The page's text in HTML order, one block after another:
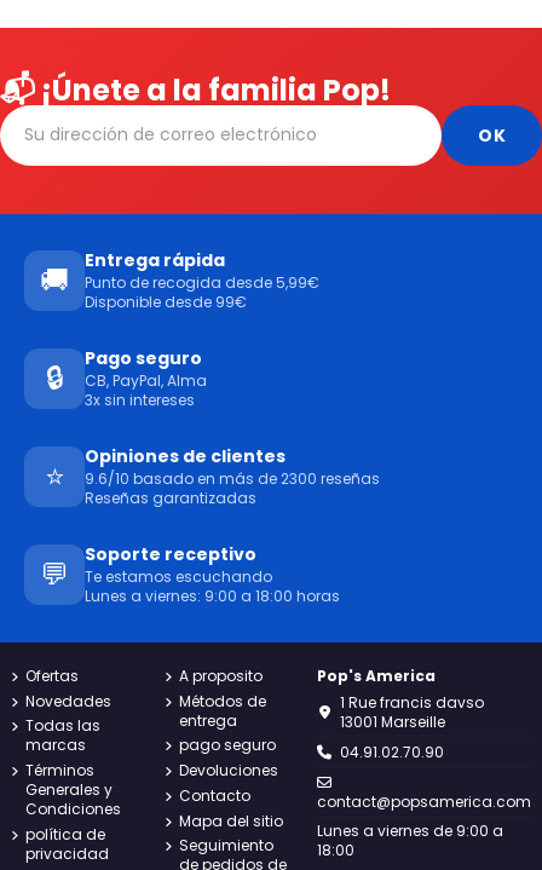
📬 ¡Únete a la familia Pop!
🚚
Entrega rápida
Punto de recogida desde 5,99€
Disponible desde 99€
🔒
Pago seguro
CB, PayPal, Alma
3x sin intereses
⭐
Opiniones de clientes
9.6/10 basado en más de 2300 reseñas
Reseñas garantizadas
💬
Soporte receptivo
Te estamos escuchando
Lunes a viernes: 9:00 a 18:00 horas
Ofertas
Novedades
Todas las
marcas
Términos
Generales y
Condiciones
política de
privacidad
A proposito
Métodos de
entrega
pago seguro
Devoluciones
Contacto
Mapa del sitio
Seguimiento
de pedidos de
Pop's America
1 Rue francis davso
13001 Marseille
04.91.02.70.90
contact@popsamerica.com
Lunes a viernes de 9:00 a
18:00